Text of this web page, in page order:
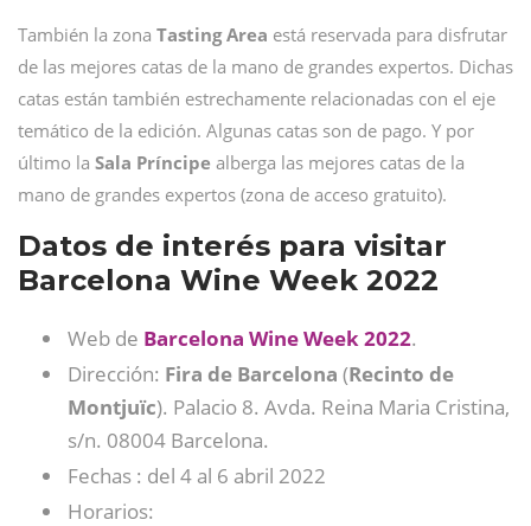
También la zona Tasting Area está reservada para disfrutar
de las mejores catas de la mano de grandes expertos. Dichas
catas están también estrechamente relacionadas con el eje
temático de la edición. Algunas catas son de pago. Y por
último la Sala Príncipe alberga las mejores catas de la
mano de grandes expertos (zona de acceso gratuito).
Datos de interés para visitar
Barcelona Wine Week 2022
Web de Barcelona Wine Week 2022.
Dirección: Fira de Barcelona (Recinto de
Montjuïc). Palacio 8. Avda. Reina Maria Cristina,
s/n. 08004 Barcelona.
Fechas : del 4 al 6 abril 2022
Horarios: